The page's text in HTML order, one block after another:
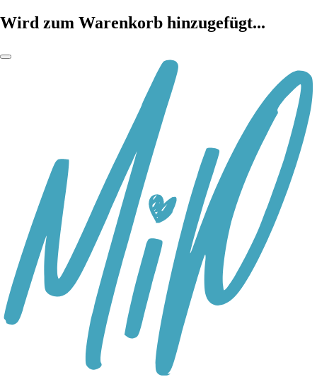
Wird zum Warenkorb hinzugefügt...